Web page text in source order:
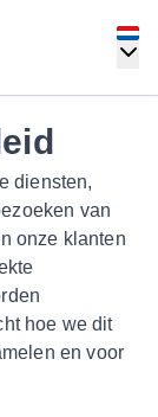
diensten,
van
onze klanten
hoe we dit
en voor